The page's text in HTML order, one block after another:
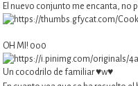
El nuevo conjunto me encanta, no
OH MI! 0o0
Un cocodrilo de familiar ♥w♥